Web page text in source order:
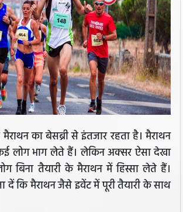
का बेसब्री से इंतजार रहता है। मैराथन
लोग भाग लेते हैं। लेकिन अक्सर ऐसा देखा
बिना तैयारी के मैराथन में हिस्सा लेते हैं।
कि मैराथन जैसे इवेंट में पूरी तैयारी के साथ